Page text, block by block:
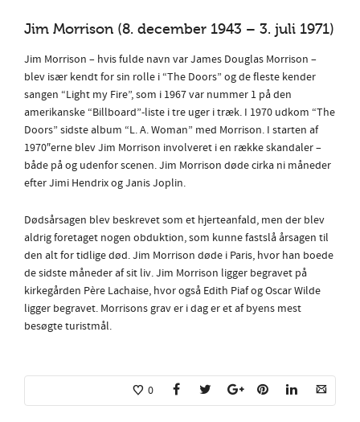
Jim Morrison (8. december 1943 – 3. juli 1971)
Jim Morrison – hvis fulde navn var James Douglas Morrison –
blev især kendt for sin rolle i “The Doors” og de fleste kender
sangen “Light my Fire”, som i 1967 var nummer 1 på den
amerikanske “Billboard”-liste i tre uger i træk. I 1970 udkom “The
Doors” sidste album “L. A. Woman” med Morrison. I starten af
1970″erne blev Jim Morrison involveret i en række skandaler –
både på og udenfor scenen. Jim Morrison døde cirka ni måneder
efter Jimi Hendrix og Janis Joplin.
Dødsårsagen blev beskrevet som et hjerteanfald, men der blev
aldrig foretaget nogen obduktion, som kunne fastslå årsagen til
den alt for tidlige død. Jim Morrison døde i Paris, hvor han boede
de sidste måneder af sit liv. Jim Morrison ligger begravet på
kirkegården Père Lachaise, hvor også Edith Piaf og Oscar Wilde
ligger begravet. Morrisons grav er i dag er et af byens mest
besøgte turistmål.
0